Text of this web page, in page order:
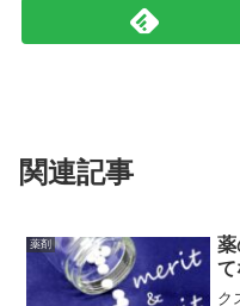
関連記事
薬剤
薬
て
ク